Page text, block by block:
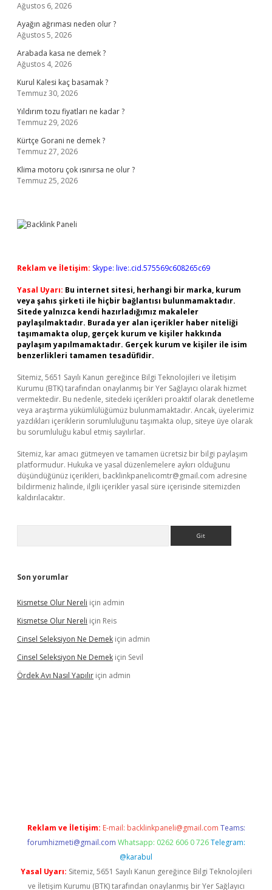
Ağustos 6, 2026
Ayağın ağrıması neden olur ?
Ağustos 5, 2026
Arabada kasa ne demek ?
Ağustos 4, 2026
Kurul Kalesi kaç basamak ?
Temmuz 30, 2026
Yıldırım tozu fiyatları ne kadar ?
Temmuz 29, 2026
Kürtçe Gorani ne demek ?
Temmuz 27, 2026
Klima motoru çok ısınırsa ne olur ?
Temmuz 25, 2026
Reklam ve İletişim: Skype: live:.cid.575569c608265c69
Yasal Uyarı: Bu internet sitesi, herhangi bir marka, kurum
veya şahıs şirketi ile hiçbir bağlantısı bulunmamaktadır.
Sitede yalnızca kendi hazırladığımız makaleler
paylaşılmaktadır. Burada yer alan içerikler haber niteliği
taşımamakta olup, gerçek kurum ve kişiler hakkında
paylaşım yapılmamaktadır. Gerçek kurum ve kişiler ile isim
benzerlikleri tamamen tesadüfidir.
Sitemiz, 5651 Sayılı Kanun gereğince Bilgi Teknolojileri ve İletişim
Kurumu (BTK) tarafından onaylanmış bir Yer Sağlayıcı olarak hizmet
vermektedir. Bu nedenle, sitedeki içerikleri proaktif olarak denetleme
veya araştırma yükümlülüğümüz bulunmamaktadır. Ancak, üyelerimiz
yazdıkları içeriklerin sorumluluğunu taşımakta olup, siteye üye olarak
bu sorumluluğu kabul etmiş sayılırlar.
Sitemiz, kar amacı gütmeyen ve tamamen ücretsiz bir bilgi paylaşım
platformudur. Hukuka ve yasal düzenlemelere aykırı olduğunu
düşündüğünüz içerikleri, backlinkpanelicomtr@gmail.com adresine
bildirmeniz halinde, ilgili içerikler yasal süre içerisinde sitemizden
kaldırılacaktır.
Son yorumlar
Kismetse Olur Nereli için admin
Kismetse Olur Nereli için Reis
Cinsel Seleksiyon Ne Demek için admin
Cinsel Seleksiyon Ne Demek için Sevil
Ördek Avı Nasıl Yapılır için admin
Reklam ve İletişim: E-mail: backlinkpaneli@gmail.com Teams:
forumhizmeti@gmail.com Whatsapp: 0262 606 0 726 Telegram:
@karabul
Yasal Uyarı: Sitemiz, 5651 Sayılı Kanun gereğince Bilgi Teknolojileri
ve İletişim Kurumu (BTK) tarafından onaylanmış bir Yer Sağlayıcı